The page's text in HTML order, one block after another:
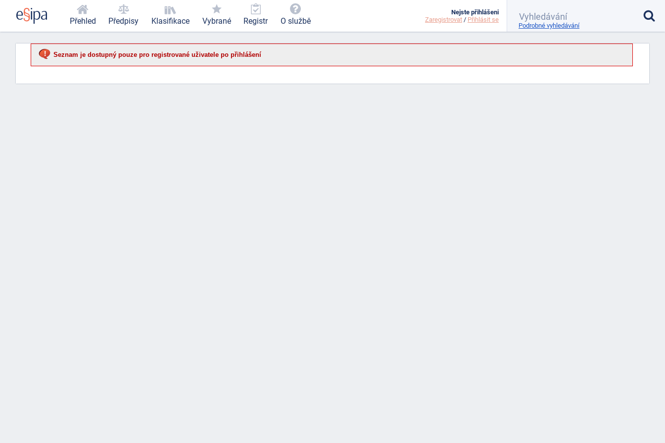
Seznam je dostupný pouze pro registrované uživatele po přihlášení
Přehled Předpisy Klasifikace Vybrané Registr O službě
Nejste přihlášeni
Zaregistrovat / Přihlásit se
Podrobné vyhledávání